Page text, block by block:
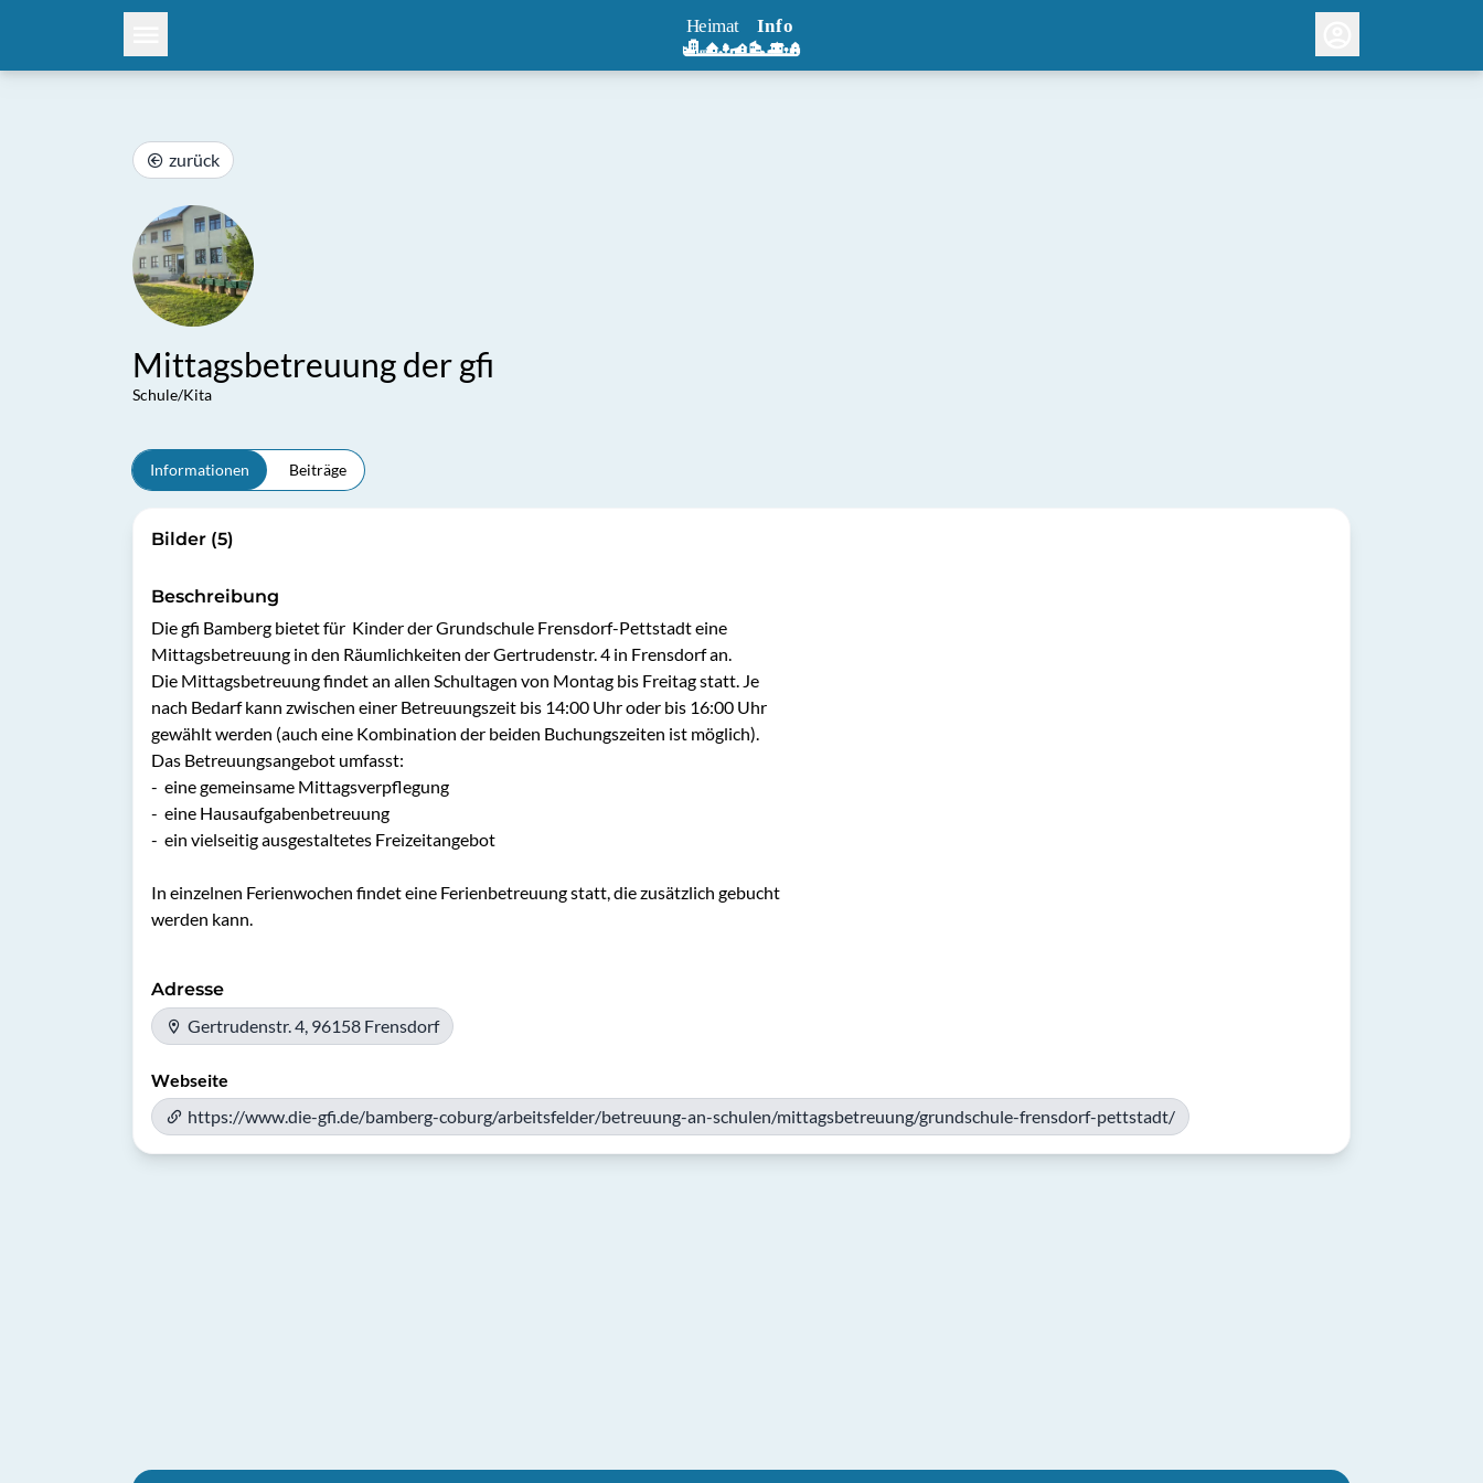
zurück
Mittagsbetreuung der gfi
Schule/Kita
Informationen Beiträge
Bilder (5)
Beschreibung
Die gfi Bamberg bietet für  Kinder der Grundschule Frensdorf-Pettstadt eine
Mittagsbetreuung in den Räumlichkeiten der Gertrudenstr. 4 in Frensdorf an.
Die Mittagsbetreuung findet an allen Schultagen von Montag bis Freitag statt. Je
nach Bedarf kann zwischen einer Betreuungszeit bis 14:00 Uhr oder bis 16:00 Uhr
gewählt werden (auch eine Kombination der beiden Buchungszeiten ist möglich).
Das Betreuungsangebot umfasst:
-	eine gemeinsame Mittagsverpflegung
-	eine Hausaufgabenbetreuung
-	ein vielseitig ausgestaltetes Freizeitangebot
In einzelnen Ferienwochen findet eine Ferienbetreuung statt, die zusätzlich gebucht
werden kann.
Adresse
Gertrudenstr. 4, 96158 Frensdorf
Webseite
https://www.die-gfi.de/bamberg-coburg/arbeitsfelder/betreuung-an-schulen/mittagsbetreuung/grundschule-frensdorf-pettstadt/